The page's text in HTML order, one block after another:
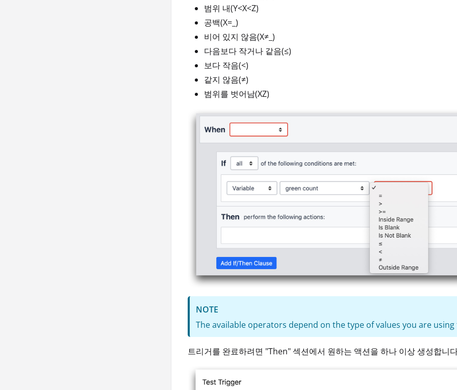
범위 내(Y<X<Z)
공백(X=_)
비어 있지 않음(X≠_)
다음보다 작거나 같음(≤)
보다 작음(<)
같지 않음(≠)
범위를 벗어남(XZ)
NOTE
The available operators depend on the type of values you are
트리거를 완료하려면 "Then" 섹션에서 원하는 액션을 하나 이상 생성합니